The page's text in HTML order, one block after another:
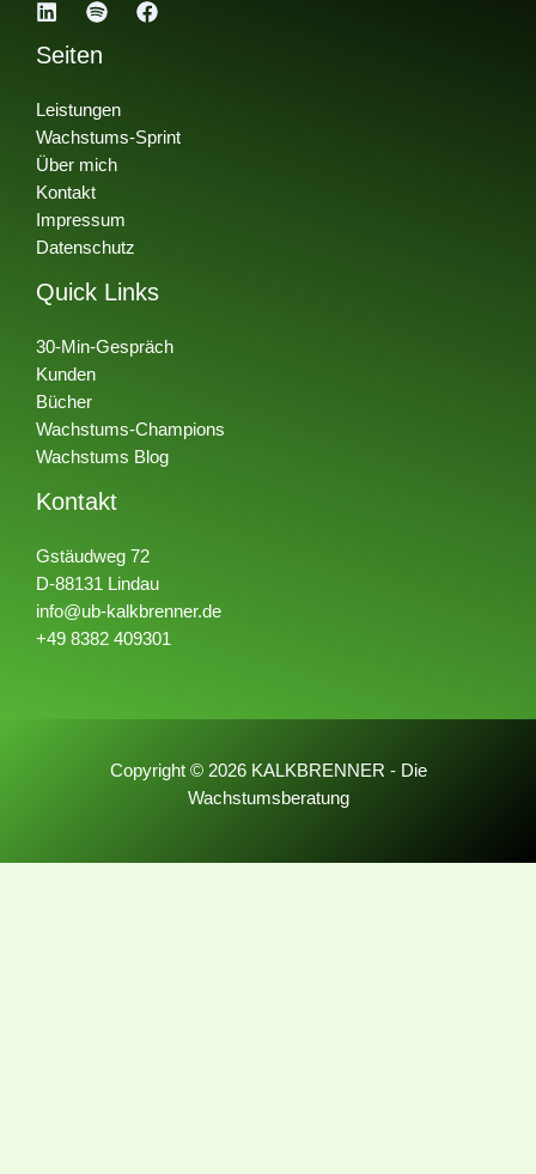
Seiten
Leistungen
Wachstums-Sprint
Über mich
Kontakt
Impressum
Datenschutz
Quick Links
30-Min-Gespräch
Kunden
Bücher
Wachstums-Champions
Wachstums Blog
Kontakt
Gstäudweg 72
D-88131 Lindau
info@ub-kalkbrenner.de
+49 8382 409301
Copyright © 2026 KALKBRENNER - Die
Wachstumsberatung